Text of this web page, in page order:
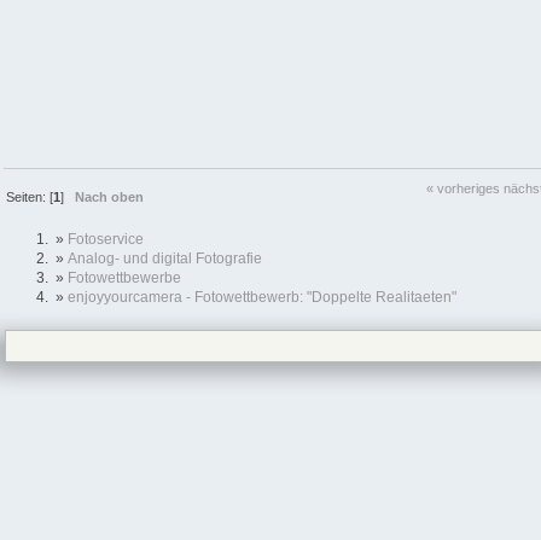
Seiten: [1]Nach oben
« vorheriges
» Fotoservice
» Analog- und digital Fotografie
» Fotowettbewerbe
» enjoyyourcamera - Fotowettbewerb: "Doppelte Realitaeten"